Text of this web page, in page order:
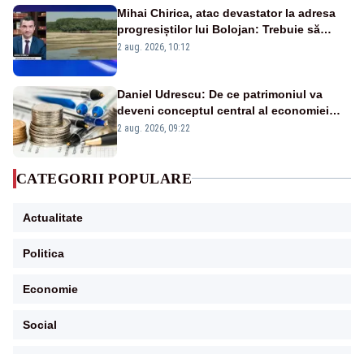
Mihai Chirica, atac devastator la adresa
progresiștilor lui Bolojan: Trebuie să
protejăm și natura, dar nu șținem omaneii
2 aug. 2026, 10:12
Daniel Udrescu: De ce patrimoniul va
deveni conceptul central al economiei
viitoare?
2 aug. 2026, 09:22
CATEGORII POPULARE
Actualitate
Politica
Economie
Social